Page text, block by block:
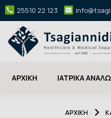
25510 22 123
ΑΡΧΙΚΉ ΙΑΤΡΙΚΑ
ΑΡΧΙΚΉ